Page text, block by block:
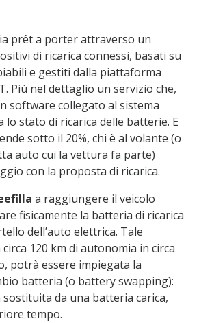
prêt a porter attraverso un
di ricarica connessi, basati su
e gestiti dalla piattaforma
Più nel dettaglio un servizio che,
software collegato al sistema
lo stato di ricarica delle batterie. E
sotto il 20%, chi è al volante (o
auto cui la vettura fa parte)
con la proposta di ricarica.
a raggiungere il veicolo
fisicamente la batteria di ricarica
dell’auto elettrica. Tale
120 km di autonomia in circa
potrà essere impiegata la
batteria (o battery swapping):
sostituita da una batteria carica,
tempo.